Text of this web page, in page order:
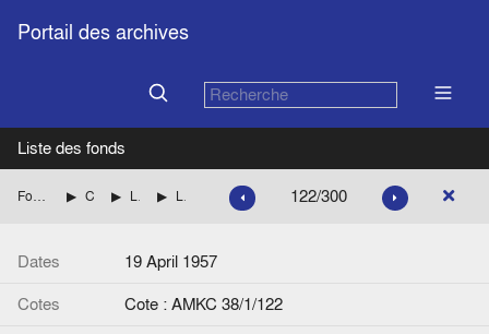
Portail des archives
Liste des fonds
Fonds Jean Monnet : Comité d'action, correspondance Liste des personnalités et Correspondance avec Henri RIEBEN jusqu'en 1960 inclus. Lettre de Dory Zingg (Secrétaire de Jean Monnet) à H. Rieben. 122/300
Dates
19 April 1957
Cotes
Cote : AMKC 38/1/122